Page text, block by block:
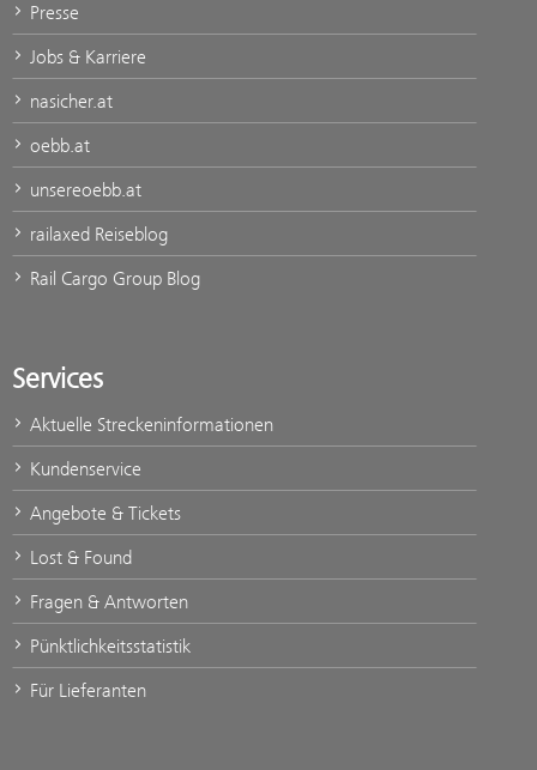
Presse
Jobs & Karriere
nasicher.at
oebb.at
unsereoebb.at
railaxed Reiseblog
Rail Cargo Group Blog
Services
Aktuelle Streckeninformationen
Kundenservice
Angebote & Tickets
Lost & Found
Fragen & Antworten
Pünktlichkeitsstatistik
Für Lieferanten